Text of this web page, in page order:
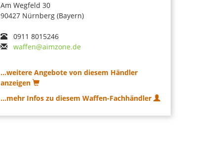
Am Wegfeld 30
90427 Nürnberg (Bayern)
0911 8015246
waffen@aimzone.de
...weitere Angebote von diesem Händler
anzeigen
...mehr Infos zu diesem Waffen-Fachhändler